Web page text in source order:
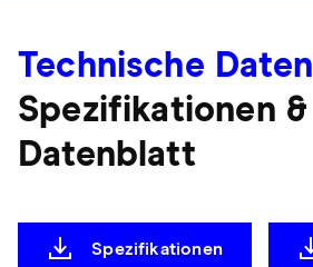
Technische Daten
Spezifikationen &
Datenblatt
Spezifikationen